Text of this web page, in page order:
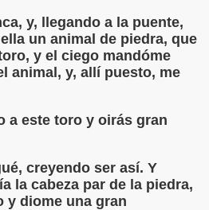
y, llegando a la puente,
un animal de piedra, que
y el ciego mandóme
animal, y, allí puesto, me
a este toro y oirás gran
creyendo ser así. Y
la cabeza par de la piedra,
y diome una gran
Bernal García)